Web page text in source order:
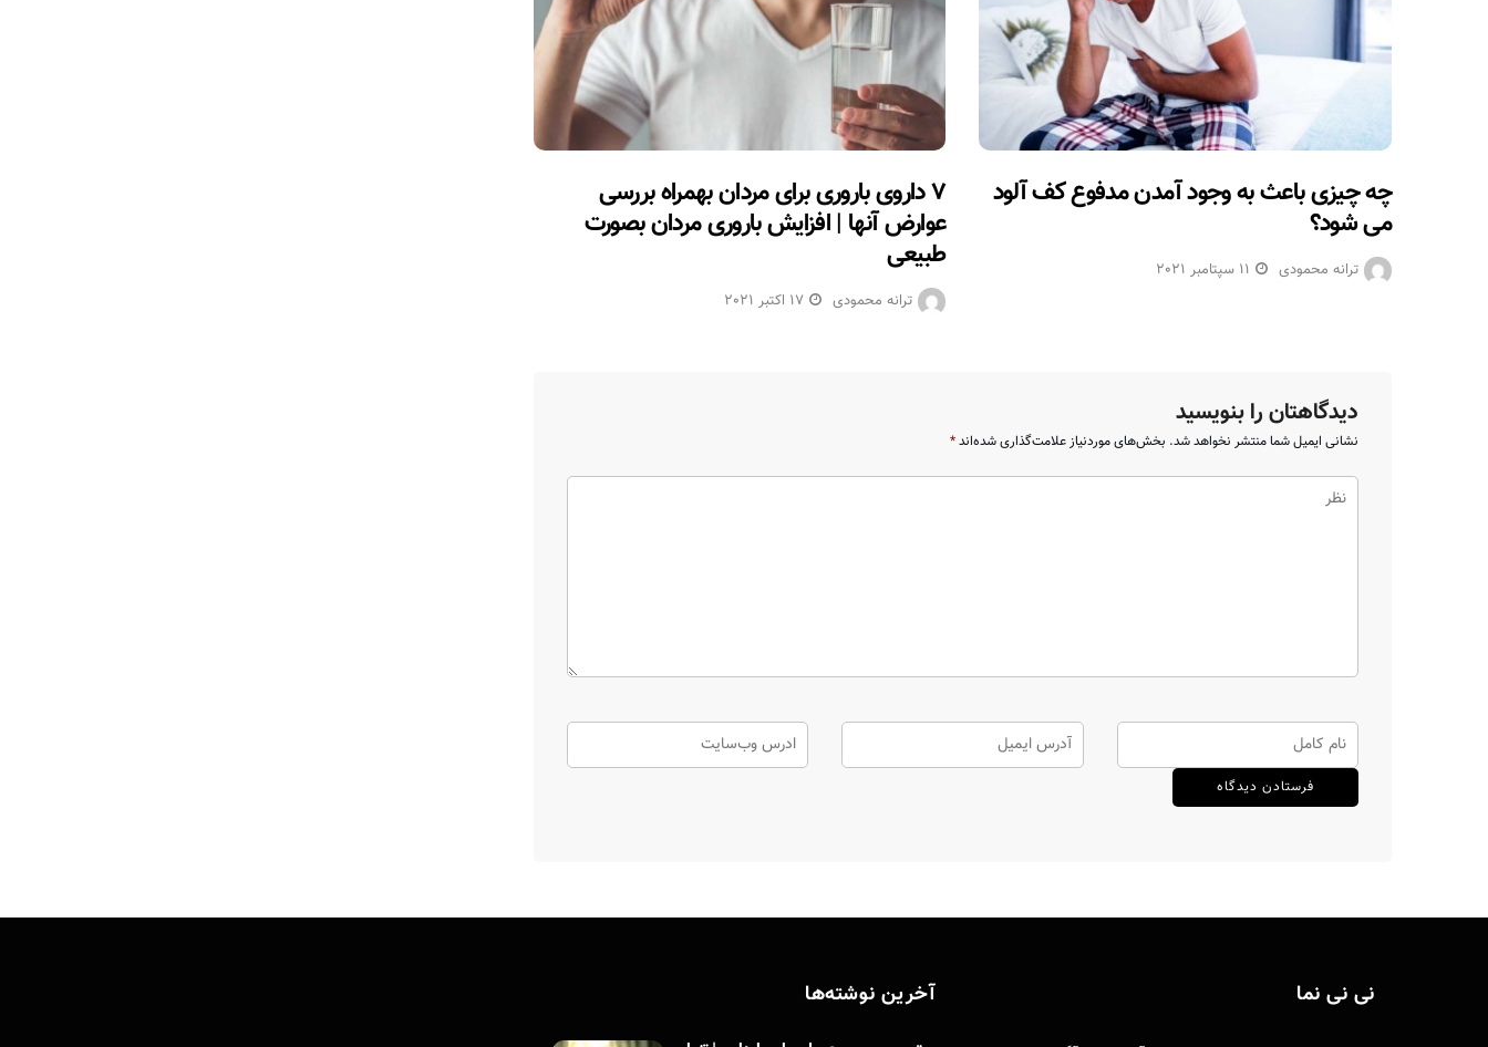
۷ داروی باروری برای مردان بهمراه بررسی
عوارض آنها | افزایش باروری مردان بصورت
طبیعی
ترانه محمودی 17 اکتبر 2021
چه چیزی باعث به وجود آمدن مدفوع کف آلود
می شود؟
ترانه محمودی 11 سپتامبر 2021
دیدگاهتان را بنویسید
نشانی ایمیل شما منتشر نخواهد شد. بخش‌های موردنیاز علامت‌گذاری شده‌اند*
نی نی نما آخرین نوشته‌ها